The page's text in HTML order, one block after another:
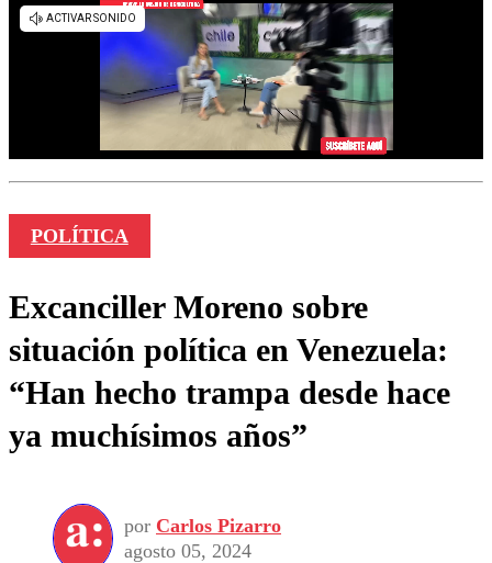
POLÍTICA
Excanciller Moreno sobre
situación política en Venezuela:
“Han hecho trampa desde hace
ya muchísimos años”
por Carlos Pizarro
agosto 05, 2024